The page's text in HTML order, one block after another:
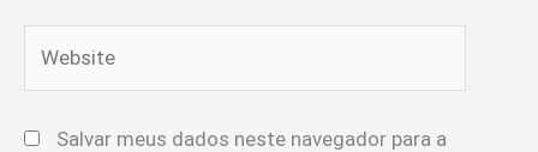
Salvar meus dados neste navegador para a